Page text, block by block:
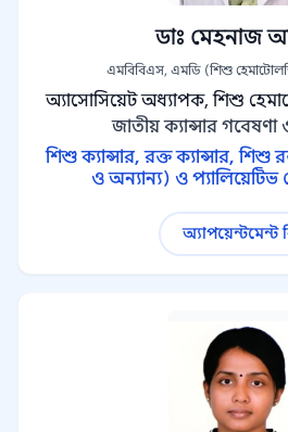
ডাঃ মেহনাজ
এমবিবিএস, এমডি (শিশু
অ্যাসোসিয়েট অধ্যাপক, শিশু
জাতীয় ক্যান্সার
শিশু ক্যান্সার, রক্ত ক্যান্সার, শিশু
ও অন্যান্য) ও প্যালিয়েটিভ
অ্যাপয়েন্টমেন্ট